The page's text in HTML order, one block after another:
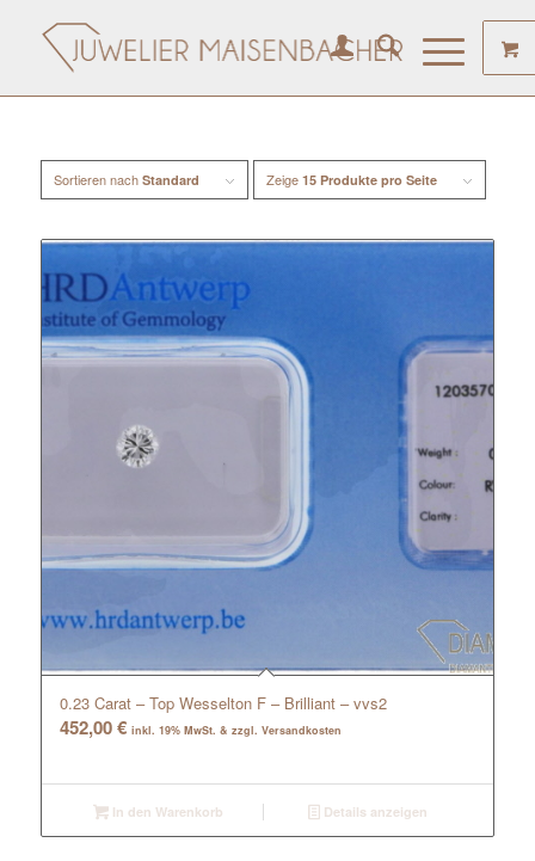
Sortieren nach Standard Zeige 15 Produkte pro Seite
0.23 Carat – Top Wesselton F – Brilliant – vvs2
452,00€ inkl. 19% MwSt. & zzgl. Versandkosten
In den Warenkorb Details anzeigen